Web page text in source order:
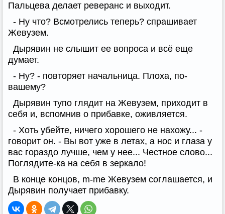
Пальцева делает реверанс и выходит.
- Ну что? Всмотрелись теперь? спрашивает
Жевузем.
Дырявин не слышит ее вопроса и всё еще
думает.
- Ну? - повторяет начальница. Плоха, по-
вашему?
Дырявин тупо глядит на Жевузем, приходит в
себя и, вспомнив о прибавке, оживляется.
- Хоть убейте, ничего хорошего не нахожу... -
говорит он. - Вы вот уже в летах, а нос и глаза у
вас гораздо лучше, чем у нее... Честное слово...
Поглядите-ка на себя в зеркало!
В конце концов, m-me Жевузем соглашается, и
Дырявин получает прибавку.